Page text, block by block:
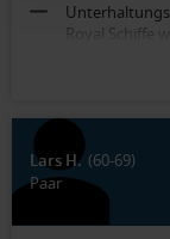
Royal Schiffe
Negativ: die
Lars H. (60-69)
Paar